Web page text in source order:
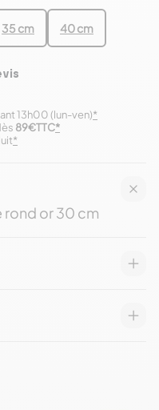
35 cm 40 cm
13h00 (lun-ven)*
*
89€TTC*
rond or 30 cm